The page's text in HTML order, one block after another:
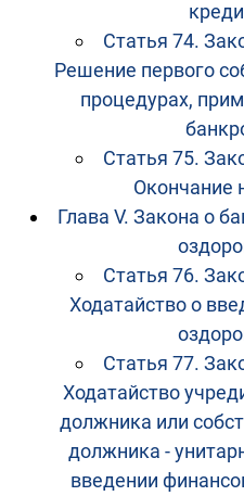
Статья 74.
Решение первого
процедурах,
Статья 75.
Окончание
Глава V. Закона о
Статья 76.
Ходатайство о
Статья 77.
Ходатайство
должника или
должника -
введении